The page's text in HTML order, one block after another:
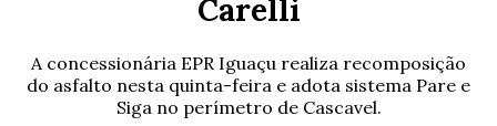
Carelli
A concessionária EPR Iguaçu realiza recomposição
do asfalto nesta quinta-feira e adota sistema Pare e
Siga no perímetro de Cascavel.